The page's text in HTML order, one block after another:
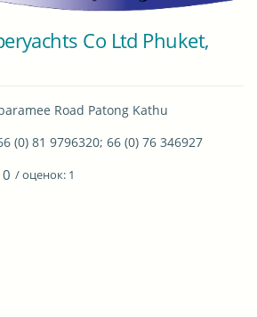
Co Ltd Phuket,
Road Patong Kathu
(0) 81 9796320; 66 (0) 76 346927
0 / оценок: 1